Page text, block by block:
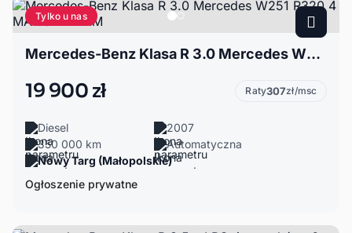
Tylko u nas
Mercedes-Benz Klasa R 3.0 Mercedes W251 R320 4 MATiC 224 KM
19 900 zł Raty307zł/msc
Diesel
2007
350 000 km
Automatyczna
Nowy Targ (Małopolskie)
Ogłoszenie prywatne